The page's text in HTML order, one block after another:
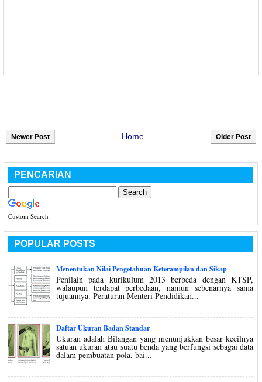
Newer Post Older Post
Home
PENCARIAN
Custom Search
POPULAR POSTS
Menentukan Nilai Pengetahuan Keterampilan dan Sikap
Penilain pada kurikulum 2013 berbeda dengan KTSP,
walaupun terdapat perbedaan, namun sebenarnya sama
tujuannya. Peraturan Menteri Pendidikan...
Daftar Ukuran Badan Standar
Ukuran adalah Bilangan yang menunjukkan besar kecilnya
satuan ukuran atau suatu benda yang berfungsi sebagai data
dalam pembuatan pola, bai...